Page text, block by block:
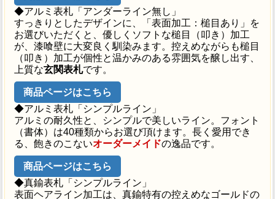
◆アルミ表札「アンダーライン無し」
すっきりとしたデザインに、「表面加工：槌目あり」を
お選びいただくと、優しくソフトな槌目（叩き）加工
が、漆喰壁に大変良く馴染みます。控えめながらも槌目
（叩き）加工が個性と温かみのある雰囲気を醸し出す、
上質な玄関表札です。
商品ページはこちら
◆アルミ表札「シンプルライン」
アルミの耐久性と、シンプルで美しいライン。フォント
（書体）は40種類からお選び頂けます。長く愛用でき
る、飽きのこないオーダーメイドの逸品です。
商品ページはこちら
◆真鍮表札「シンプルライン」
表面ヘアライン加工は、真鍮特有の控えめなゴールドの